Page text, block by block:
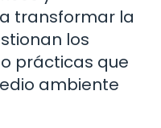
transformar la
los
prácticas que
ambiente